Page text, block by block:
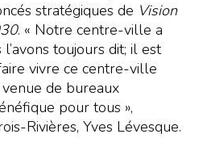
stratégiques de Vision
. « Notre centre-ville a
toujours dit; il est
vivre ce centre-ville
de bureaux
pour tous »,
Rivières, Yves Lévesque.